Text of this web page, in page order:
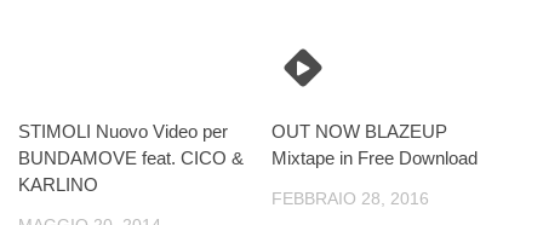
STIMOLI Nuovo Video per
BUNDAMOVE feat. CICO &
KARLINO
OUT NOW BLAZEUP‬
‪‎Mixtape‬ in Free Download
FEBBRAIO 28, 2016